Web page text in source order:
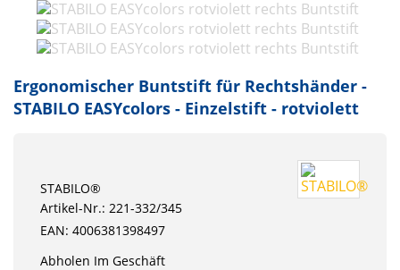
Ergonomischer Buntstift für Rechtshänder -
STABILO EASYcolors - Einzelstift - rotviolett
STABILO®
Artikel-Nr.: 221-332/345
EAN: 4006381398497
Abholen Im Geschäft